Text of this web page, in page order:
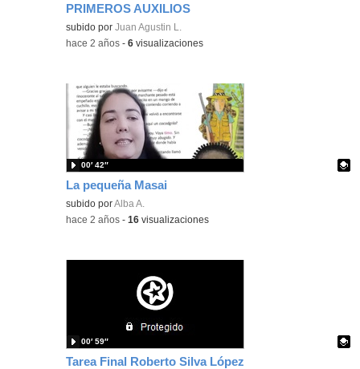
PRIMEROS AUXILIOS
Contenido educativo.
subido porJuan Agustin L.
-hace 2 años -6 visualizaciones
La pequeña Masai
Contenido educativo.
subido porAlba A.
00′ 42″
-hace 2 años -16 visualizaciones
Tarea Final Roberto Silva López
00′ 59″